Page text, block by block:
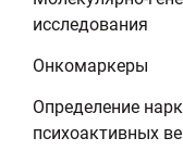
исследования
Онкомаркеры
Определение
психоактивных